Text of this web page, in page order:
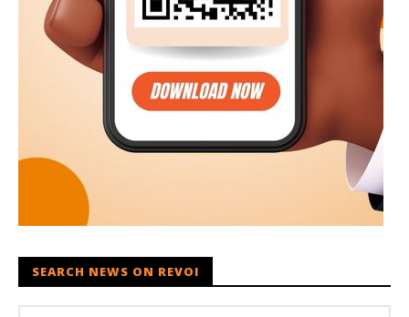
SEARCH NEWS ON REVOI